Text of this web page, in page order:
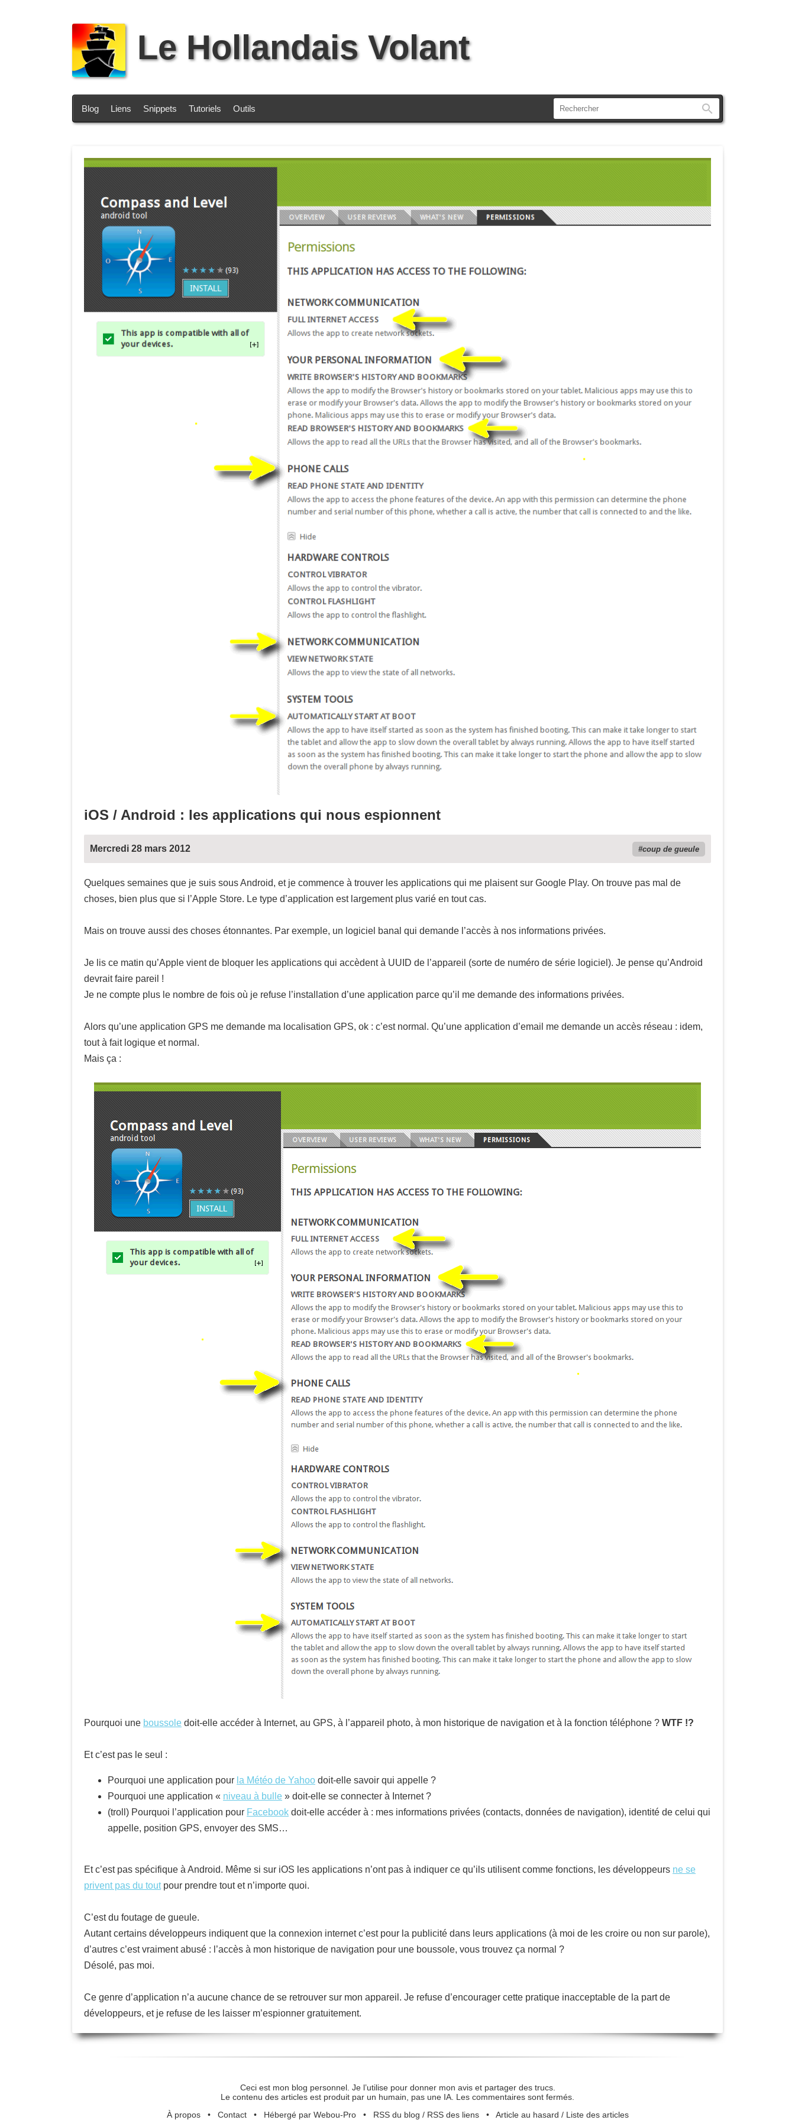
Le Hollandais Volant
Blog Liens Snippets Tutoriels Outils
iOS / Android : les applications qui nous espionnent
Mercredi 28 mars 2012 coup de gueule
Quelques semaines que je suis sous Android, et je commence à trouver les applications qui me plaisent sur Google Play. On trouve pas mal de
choses, bien plus que si l’Apple Store. Le type d’application est largement plus varié en tout cas.
Mais on trouve aussi des choses étonnantes. Par exemple, un logiciel banal qui demande l’accès à nos informations privées.
Je lis ce matin qu’Apple vient de bloquer les applications qui accèdent à UUID de l’appareil (sorte de numéro de série logiciel). Je pense qu’Android
devrait faire pareil !
Je ne compte plus le nombre de fois où je refuse l’installation d’une application parce qu’il me demande des informations privées.
Alors qu’une application GPS me demande ma localisation GPS, ok : c’est normal. Qu’une application d’email me demande un accès réseau : idem,
tout à fait logique et normal.
Mais ça :
Pourquoi une boussole doit-elle accéder à Internet, au GPS, à l’appareil photo, à mon historique de navigation et à la fonction téléphone ? WTF !?
Et c’est pas le seul :
Pourquoi une application pour la Météo de Yahoo doit-elle savoir qui appelle ?
Pourquoi une application « niveau à bulle » doit-elle se connecter à Internet ?
(troll) Pourquoi l’application pour Facebook doit-elle accéder à : mes informations privées (contacts, données de navigation), identité de celui qui
appelle, position GPS, envoyer des SMS…
Et c’est pas spécifique à Android. Même si sur iOS les applications n’ont pas à indiquer ce qu’ils utilisent comme fonctions, les développeurs ne se
privent pas du toutpour prendre tout et n’importe quoi.
C’est du foutage de gueule.
Autant certains développeurs indiquent que la connexion internet c’est pour la publicité dans leurs applications (à moi de les croire ou non sur parole),
d’autres c’est vraiment abusé : l’accès à mon historique de navigation pour une boussole, vous trouvez ça normal ?
Désolé, pas moi.
Ce genre d’application n’a aucune chance de se retrouver sur mon appareil. Je refuse d’encourager cette pratique inacceptable de la part de
développeurs, et je refuse de les laisser m’espionner gratuitement.
Ceci est mon blog personnel. Je l’utilise pour donner mon avis et partager des trucs.
Le contenu des articles est produit par un humain, pas une IA. Les commentaires sont fermés.
À propos• Contact• Hébergé par Webou-Pro• RSS du blog / RSS des liens• Article au hasard / Liste des articles